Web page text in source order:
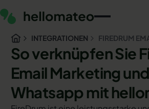
INTEGRATIONEN FIREDRUM
So verknüpfen Sie
Email Marketing und
Whatsapp mit